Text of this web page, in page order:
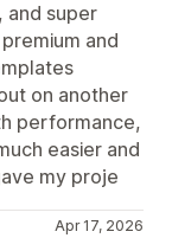
and super
and
on another
performance,
easier and
my proje
Apr 17, 2026